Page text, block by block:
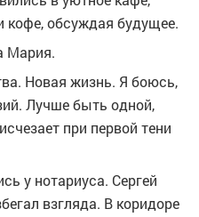
кофе, обсуждая будущее.
Мария.
Новая жизнь. Я боюсь,
Лучше быть одной,
при первой тени
у нотариуса. Сергей
взгляда. В коридоре